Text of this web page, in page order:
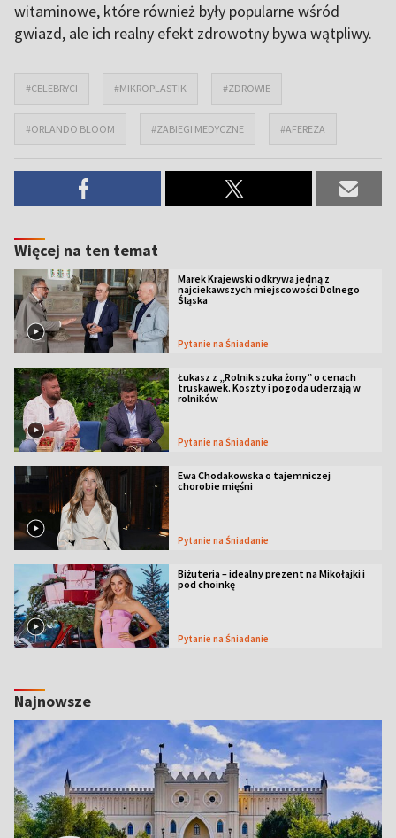
witaminowe, które również były popularne wśród
gwiazd, ale ich realny efekt zdrowotny bywa wątpliwy.
#CELEBRYCI #MIKROPLASTIK #ZDROWIE
#ORLANDO BLOOM #ZABIEGI MEDYCZNE #AFEREZA
Więcej na ten temat
Marek Krajewski odkrywa jedną z
najciekawszych miejscowości Dolnego
Śląska
Pytanie na Śniadanie
Łukasz z „Rolnik szuka żony” o cenach
truskawek. Koszty i pogoda uderzają w
rolników
Pytanie na Śniadanie
Ewa Chodakowska o tajemniczej
chorobie mięśni
Pytanie na Śniadanie
Biżuteria – idealny prezent na Mikołajki i
pod choinkę
Pytanie na Śniadanie
Najnowsze